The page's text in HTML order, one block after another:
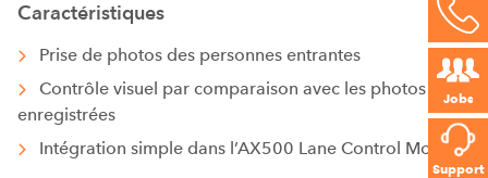
Jobs
Support
Caractéristiques
Prise de photos des personnes entrantes
Contrôle visuel par comparaison avec les photos
enregistrées
Intégration simple dans l’AX500 Lane Control Monitor